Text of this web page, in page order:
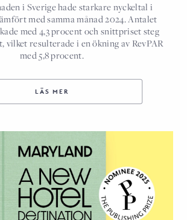
i Sverige hade starkare nyckeltal i
med samma månad 2024. Antalet
med 4,3 procent och snittpriset steg
vilket resulterade i en ökning av RevPAR
med 5,8 procent.
LÄS MER